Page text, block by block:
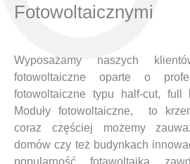
Fotowoltaicznymi
Wyposażamy naszych
fotowoltaiczne oparte o
fotowoltaiczne typu half-cut, full
Moduły fotowoltaiczne, to
coraz częściej możemy
domów czy też budynkach